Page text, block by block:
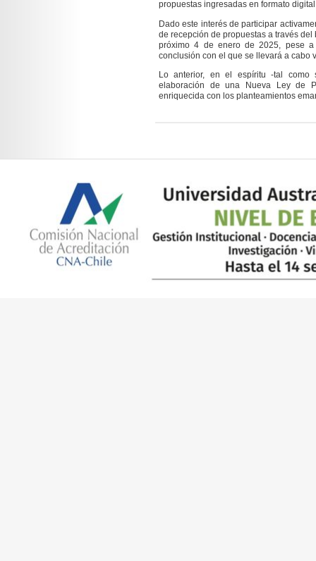
propuestas ingresadas en formato
Dado este interés de participar
de recepción de propuestas a través
próximo 4 de enero de 2025, pese
conclusión con el que se llevará a cabo
Lo anterior, en el espíritu -tal
elaboración de una Nueva Ley de
enriquecida con los planteamientos